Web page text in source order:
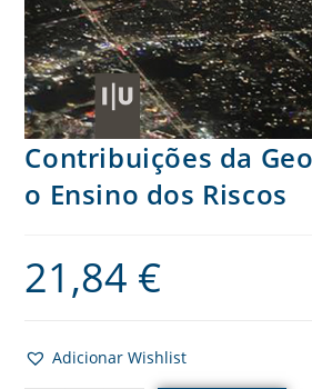
Contribuições da
o Ensino dos Riscos
21,84 €
Adicionar Wishlist